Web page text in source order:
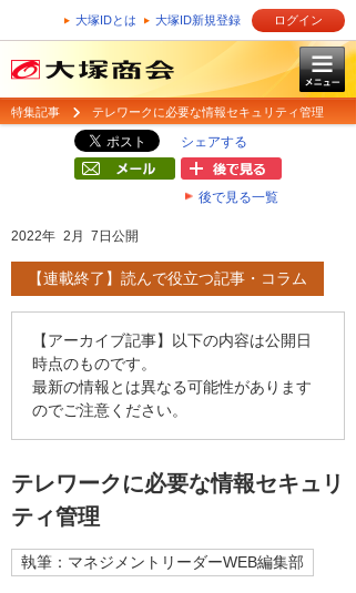
大塚IDとは 大塚ID新規登録 ログイン
特集記事 テレワークに必要な情報セキュリティ管理
シェアする
後で見る一覧
2022年 2月 7日公開
【連載終了】読んで役立つ記事・コラム
【アーカイブ記事】以下の内容は公開日
時点のものです。
最新の情報とは異なる可能性があります
のでご注意ください。
テレワークに必要な情報セキュリ
ティ管理
執筆：マネジメントリーダーWEB編集部